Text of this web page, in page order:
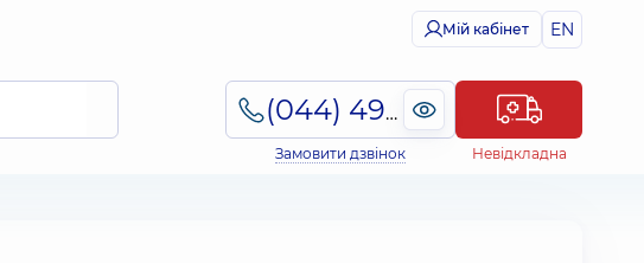
Мій кабінет EN
(044) 495-2-888
Замовити дзвінок Невідкладна